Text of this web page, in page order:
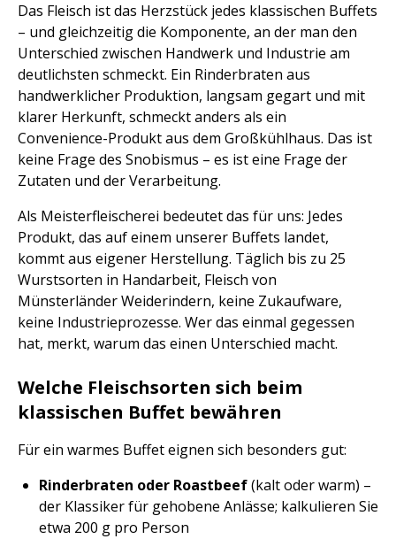
Das Fleisch ist das Herzstück jedes klassischen Buffets
– und gleichzeitig die Komponente, an der man den
Unterschied zwischen Handwerk und Industrie am
deutlichsten schmeckt. Ein Rinderbraten aus
handwerklicher Produktion, langsam gegart und mit
klarer Herkunft, schmeckt anders als ein
Convenience-Produkt aus dem Großkühlhaus. Das ist
keine Frage des Snobismus – es ist eine Frage der
Zutaten und der Verarbeitung.
Als Meisterfleischerei bedeutet das für uns: Jedes
Produkt, das auf einem unserer Buffets landet,
kommt aus eigener Herstellung. Täglich bis zu 25
Wurstsorten in Handarbeit, Fleisch von
Münsterländer Weiderindern, keine Zukaufware,
keine Industrieprozesse. Wer das einmal gegessen
hat, merkt, warum das einen Unterschied macht.
Welche Fleischsorten sich beim
klassischen Buffet bewähren
Für ein warmes Buffet eignen sich besonders gut:
Rinderbraten oder Roastbeef(kalt oder warm) –
der Klassiker für gehobene Anlässe; kalkulieren Sie
etwa 200 g pro Person